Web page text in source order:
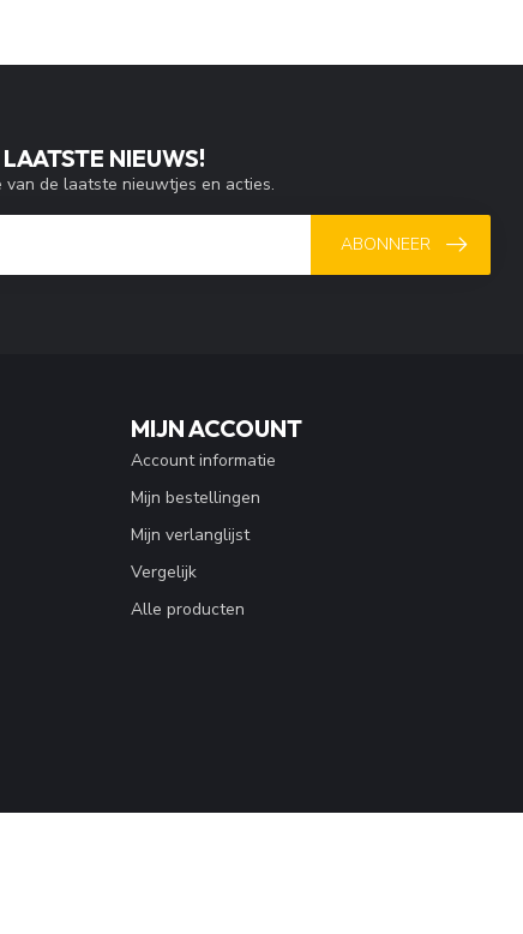
NIEUWS!
van de laatste nieuwtjes en acties.
ABONNEER
MIJN ACCOUNT
Account informatie
Mijn bestellingen
Mijn verlanglijst
Vergelijk
Alle producten